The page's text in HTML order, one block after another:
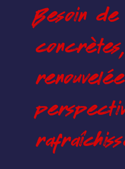
Besoin